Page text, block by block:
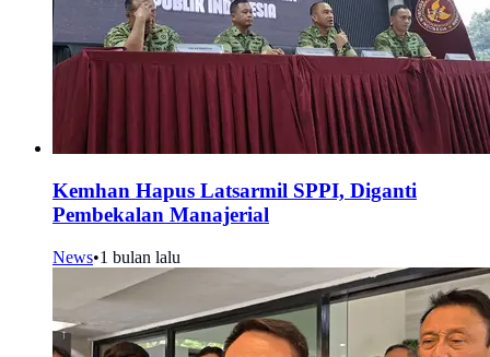
Kemhan Hapus Latsarmil SPPI, Diganti
Pembekalan Manajerial
News•1 bulan lalu